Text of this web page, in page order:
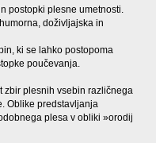
postopki plesne umetnosti.
doživljajska in
ki se lahko postopoma
poučevanja.
zbir plesnih vsebin različnega
Oblike predstavljanja
plesa v obliki »orodij